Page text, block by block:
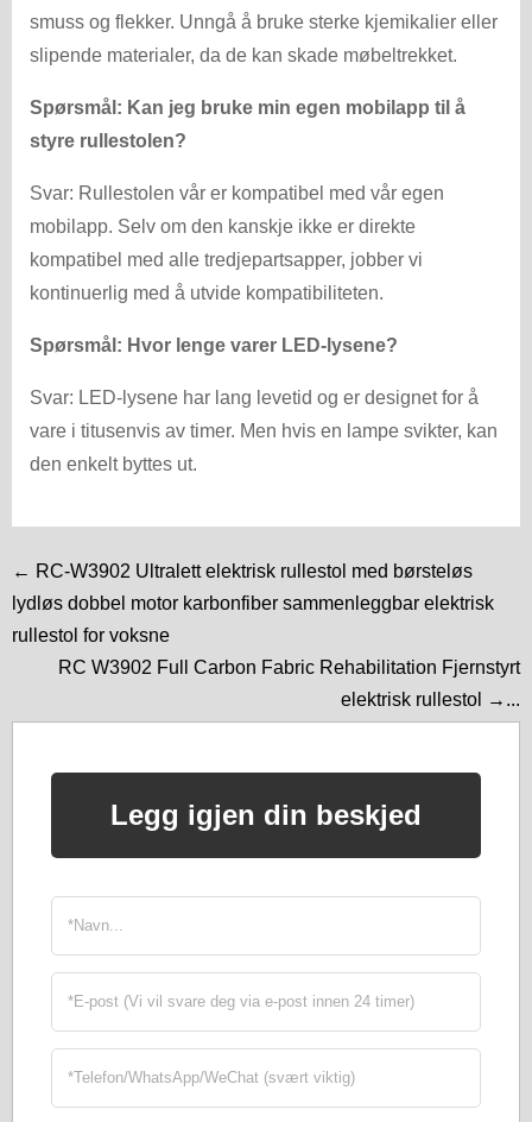
smuss og flekker. Unngå å bruke sterke kjemikalier eller
slipende materialer, da de kan skade møbeltrekket.
Spørsmål: Kan jeg bruke min egen mobilapp til å
styre rullestolen?
Svar: Rullestolen vår er kompatibel med vår egen
mobilapp. Selv om den kanskje ikke er direkte
kompatibel med alle tredjepartsapper, jobber vi
kontinuerlig med å utvide kompatibiliteten.
Spørsmål: Hvor lenge varer LED-lysene?
Svar: LED-lysene har lang levetid og er designet for å
vare i titusenvis av timer. Men hvis en lampe svikter, kan
den enkelt byttes ut.
← RC-W3902 Ultralett elektrisk rullestol med børsteløs
lydløs dobbel motor karbonfiber sammenleggbar elektrisk
rullestol for voksne
RC W3902 Full Carbon Fabric Rehabilitation Fjernstyrt
elektrisk rullestol →...
Legg igjen din beskjed